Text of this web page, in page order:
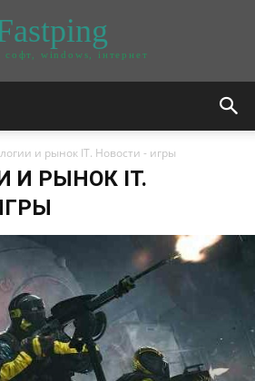
софт, windows, інтернет
и рынок IT. Новости - игры
И РЫНОК IT.